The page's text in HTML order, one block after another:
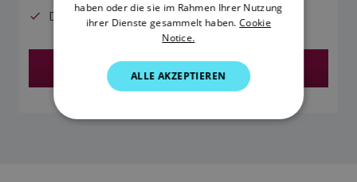
Drehruderlagengeber inbegriffen
Händler finden
DUTCH
NORWEGIAN
FINNISH
haben oder die sie im Rahmen Ihrer Nutzung
ihrer Dienste gesammelt haben. Cookie
Notice.
ALLE AKZEPTIEREN